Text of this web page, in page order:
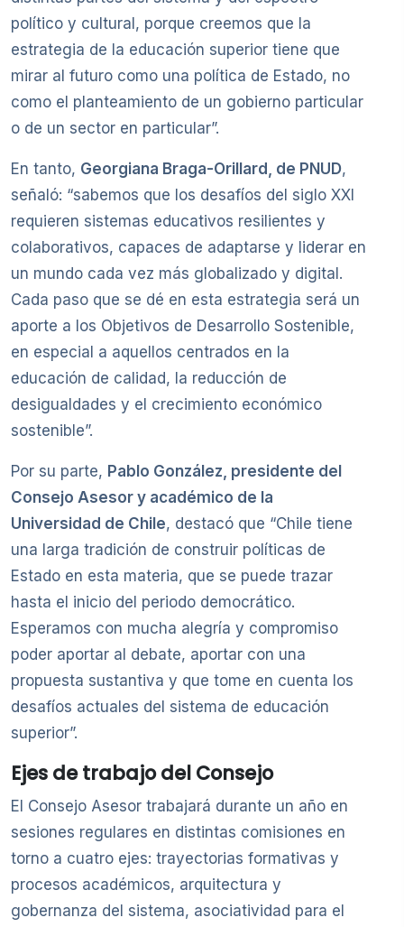
político y cultural, porque creemos que la
estrategia de la educación superior tiene que
mirar al futuro como una política de Estado, no
como el planteamiento de un gobierno particular
o de un sector en particular”.
En tanto, Georgiana Braga-Orillard, de PNUD,
señaló: “sabemos que los desafíos del siglo XXI
requieren sistemas educativos resilientes y
colaborativos, capaces de adaptarse y liderar en
un mundo cada vez más globalizado y digital.
Cada paso que se dé en esta estrategia será un
aporte a los Objetivos de Desarrollo Sostenible,
en especial a aquellos centrados en la
educación de calidad, la reducción de
desigualdades y el crecimiento económico
sostenible”.
Por su parte, Pablo González, presidente del
Consejo Asesor y académico de la
Universidad de Chile, destacó que “Chile tiene
una larga tradición de construir políticas de
Estado en esta materia, que se puede trazar
hasta el inicio del periodo democrático.
Esperamos con mucha alegría y compromiso
poder aportar al debate, aportar con una
propuesta sustantiva y que tome en cuenta los
desafíos actuales del sistema de educación
superior”.
Ejes de trabajo del Consejo
El Consejo Asesor trabajará durante un año en
sesiones regulares en distintas comisiones en
torno a cuatro ejes: trayectorias formativas y
procesos académicos, arquitectura y
gobernanza del sistema, asociatividad para el